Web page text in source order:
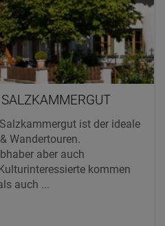
ist der ideale
Wandertouren.
aber auch
kommen
auch ...